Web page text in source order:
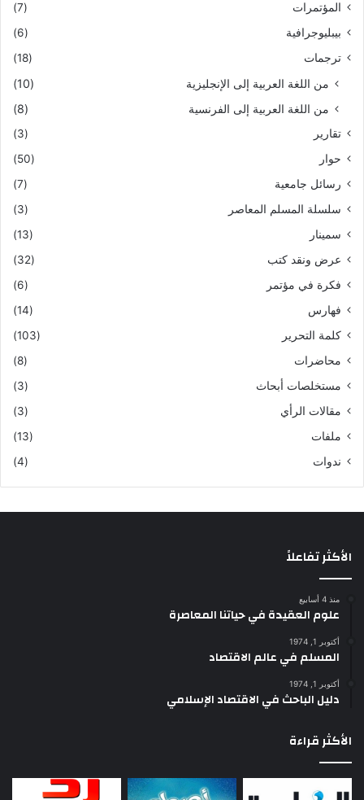
المؤتمرات
(7)
بيبليوجرافية
(6)
ترجمات
(18)
من اللغة العربية إلى الإنجليزية
(10)
من اللغة العربية إلى الفرنسية
(8)
تقارير
(3)
حوار
(50)
رسائل جامعية
(7)
سلسلة المسلم المعاصر
(3)
سمينار
(13)
عرض ونقد كتب
(32)
فكرة في مؤتمر
(6)
فهارس
(14)
كلمة التحرير
(103)
محاضرات
(8)
مستخلصات أبحاث
(3)
مقالات الرأي
(3)
ملفات
(13)
ندوات
(4)
الأكثر تفاعلاً
منذ 4 أسابيع
علوم العقيدة في حياتنا المعاصرة
أكتوبر 1, 1974
المسلم في عالم الاقتصاد
أكتوبر 1, 1974
دليل الباحث في الاقتصاد الإسلامي
الأكثر قراءة